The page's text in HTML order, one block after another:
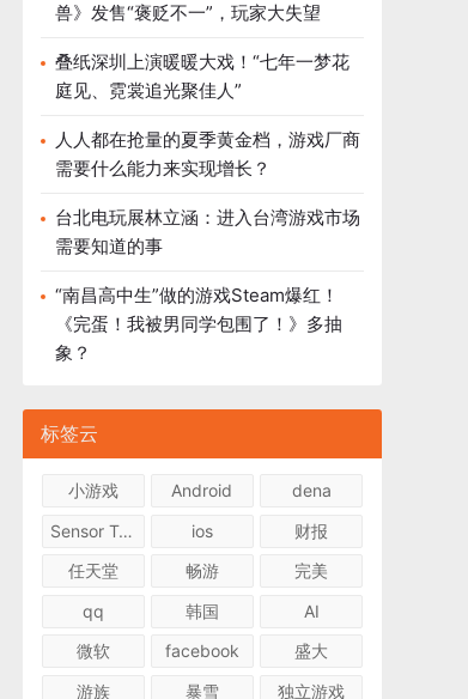
兽》发售“褒贬不一”，玩家大失望
叠纸深圳上演暖暖大戏！“七年一梦花
庭见、霓裳追光聚佳人”
人人都在抢量的夏季黄金档，游戏厂商
需要什么能力来实现增长？
台北电玩展林立涵：进入台湾游戏市场
需要知道的事
“南昌高中生”做的游戏Steam爆红！
《完蛋！我被男同学包围了！》多抽
象？
标签云
小游戏 Android
dena
Sensor Tower
ios
财报
任天堂
畅游
完美
qq
韩国
AI
微软
facebook
盛大
游族
暴雪 独立游戏